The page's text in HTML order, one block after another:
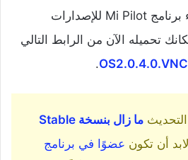
حاليًا بينما نتحدث لأعضاء برنامج Mi Pilot للإصدارات
تحميله الآن من الرابط التالي
.
ما زال بنسخة Stable
أن تكون عضوًا في برنامج